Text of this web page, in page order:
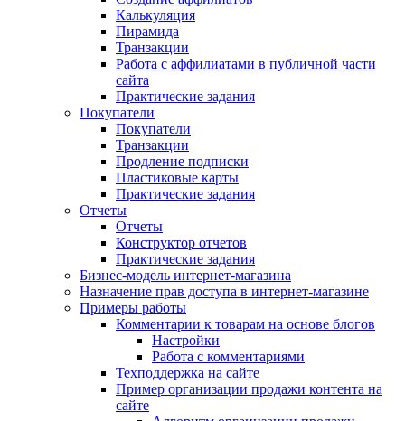
Калькуляция
Пирамида
Транзакции
Работа с аффилиатами в публичной части
сайта
Практические задания
Покупатели
Покупатели
Транзакции
Продление подписки
Пластиковые карты
Практические задания
Отчеты
Отчеты
Конструктор отчетов
Практические задания
Бизнес-модель интернет-магазина
Назначение прав доступа в интернет-магазине
Примеры работы
Комментарии к товарам на основе блогов
Настройки
Работа с комментариями
Техподдержка на сайте
Пример организации продажи контента на
сайте